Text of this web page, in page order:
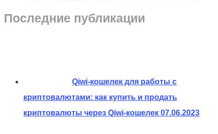
Последние публикации
Qiwi-кошелек для работы с
криптовалютами: как купить и продать
криптовалюты через Qiwi-кошелек 07.06.2023